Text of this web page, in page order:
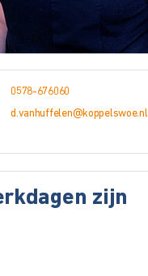
0578-676060
d.vanhuffelen@koppelswoe.nl
zijn